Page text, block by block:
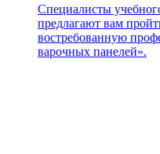
Специалисты
предлагают вам
востребованную
варочных панелей».